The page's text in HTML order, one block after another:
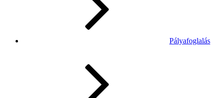
Pályafoglalás